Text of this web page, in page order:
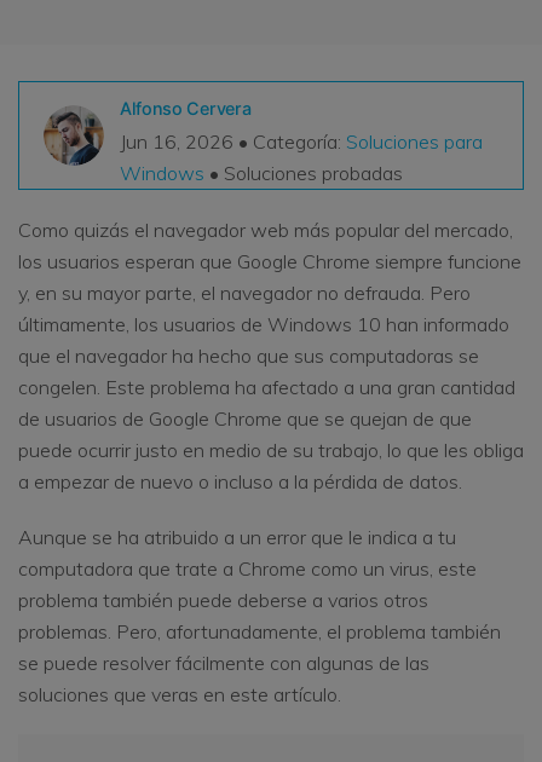
Recoverit Gratis
Recupera datos perdidos/eliminados gratis
Pruébalo Gratis
Otros Productos
search
Alfonso Cervera
Jun 16, 2026 • Categoría: Soluciones para
Windows • Soluciones probadas
Como quizás el navegador web más popular del mercado,
los usuarios esperan que Google Chrome siempre funcione
y, en su mayor parte, el navegador no defrauda. Pero
últimamente, los usuarios de Windows 10 han informado
que el navegador ha hecho que sus computadoras se
congelen. Este problema ha afectado a una gran cantidad
de usuarios de Google Chrome que se quejan de que
puede ocurrir justo en medio de su trabajo, lo que les obliga
a empezar de nuevo o incluso a la pérdida de datos.
Aunque se ha atribuido a un error que le indica a tu
computadora que trate a Chrome como un virus, este
problema también puede deberse a varios otros
problemas. Pero, afortunadamente, el problema también
se puede resolver fácilmente con algunas de las
soluciones que veras en este artículo.